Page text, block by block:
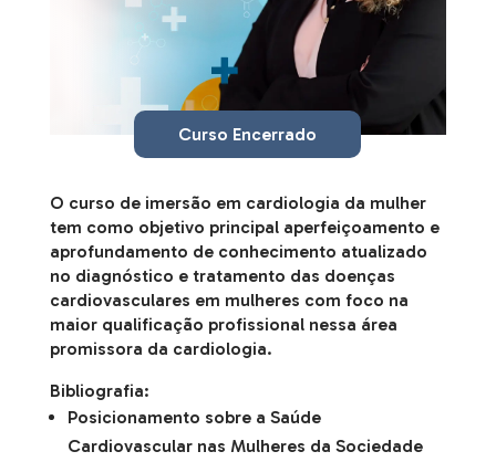
Curso Encerrado
O curso de imersão em cardiologia da mulher
tem como objetivo principal aperfeiçoamento e
aprofundamento de conhecimento atualizado
no diagnóstico e tratamento das doenças
cardiovasculares em mulheres com foco na
maior qualificação profissional nessa área
promissora da cardiologia.
Bibliografia:
Posicionamento sobre a Saúde
Cardiovascular nas Mulheres da Sociedade